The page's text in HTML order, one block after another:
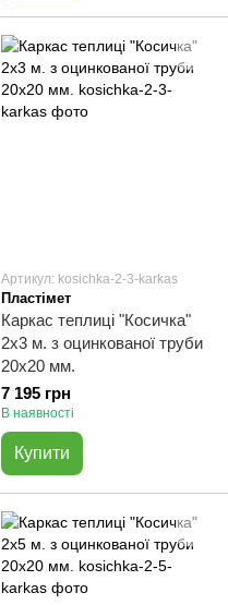
Артикул: kosichka-2-3-karkas
Пластімет
Каркас теплиці "Косичка"
2х3 м. з оцинкованої труби
20х20 мм.
7 195 грн
В наявності
Купити